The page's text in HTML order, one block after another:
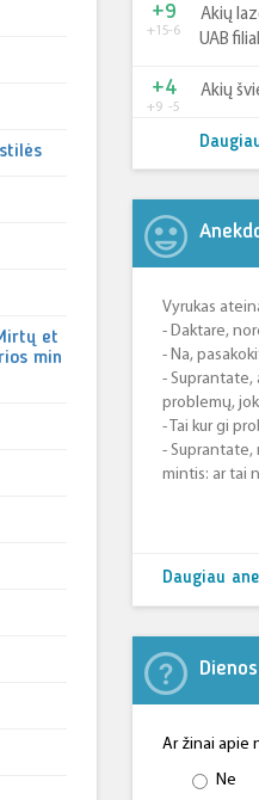
et
min
+15-6
+9
Akių
UAB
+9 -5
+4 Akių
Vyrukas
- Daktare,
- Na,
- Suprantate,
problemų,
- Tai kur gi
- Suprantate,
mintis: ar tai
Daugiau
Ar žinai apie
Ne